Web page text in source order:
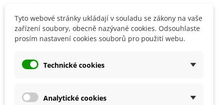
Detaily produktu
SOUVISEJÍCÍ PRODUKTY
Tyto webové stránky ukládají v souladu se zákony na vaše
zařízení soubory, obecně nazývané cookies. Odsouhlaste
prosím nastavení cookies souborů pro použití webu.
Technické cookies
Analytické cookies